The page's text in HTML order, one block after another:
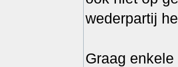
wederpartij
Graag